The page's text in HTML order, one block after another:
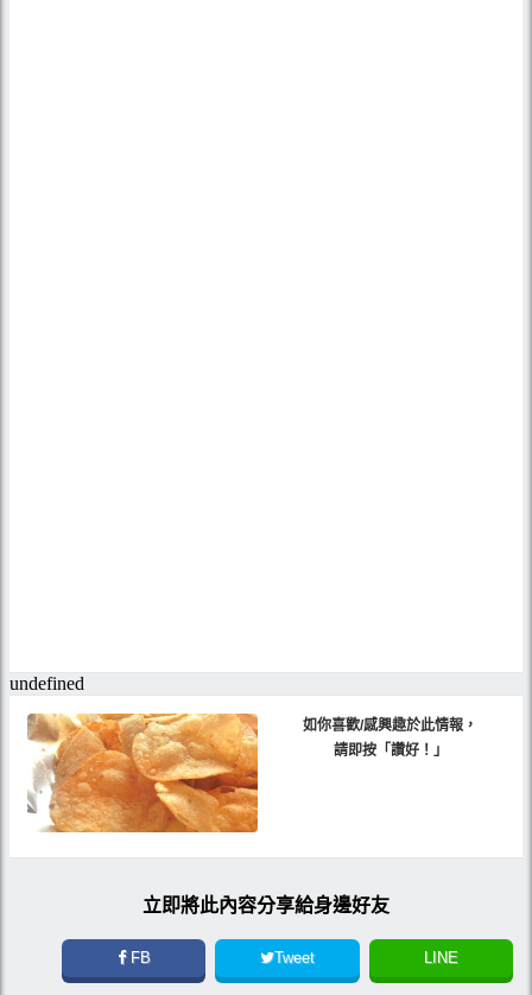
如你喜歡/感興趣於此情報，
請即按「讚好！」
立即將此內容分享給身邊好友
FB Tweet LINE